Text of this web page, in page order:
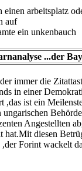
arbeitsplatz
auf
ein unkenbauch
...der
immer die
in einer
,das ist ein
Angestellten
diesen
Forint wackelt